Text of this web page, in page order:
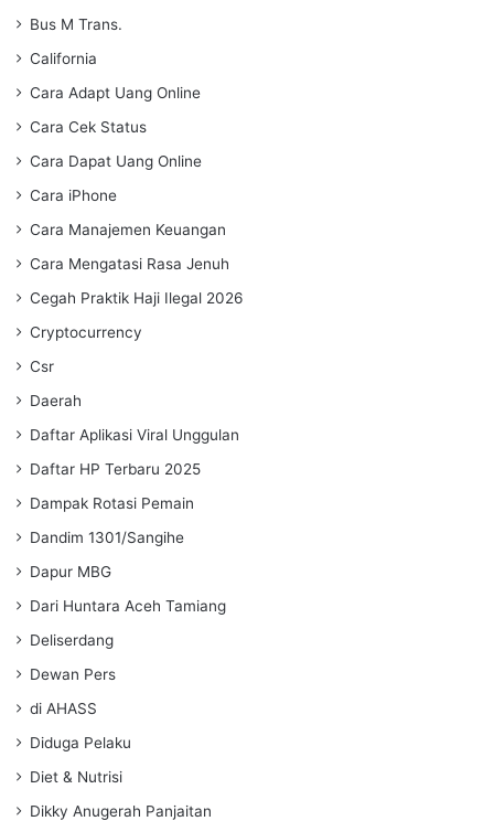
Bus M Trans.
California
Cara Adapt Uang Online
Cara Cek Status
Cara Dapat Uang Online
Cara iPhone
Cara Manajemen Keuangan
Cara Mengatasi Rasa Jenuh
Cegah Praktik Haji Ilegal 2026
Cryptocurrency
Csr
Daerah
Daftar Aplikasi Viral Unggulan
Daftar HP Terbaru 2025
Dampak Rotasi Pemain
Dandim 1301/Sangihe
Dapur MBG
Dari Huntara Aceh Tamiang
Deliserdang
Dewan Pers
di AHASS
Diduga Pelaku
Diet & Nutrisi
Dikky Anugerah Panjaitan